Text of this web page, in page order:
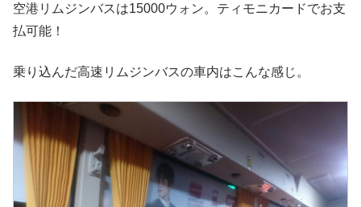
空港リムジンバスは15000ウォン。ティモニカードでお支
払可能！
乗り込んだ高速リムジンバスの車内はこんな感じ。